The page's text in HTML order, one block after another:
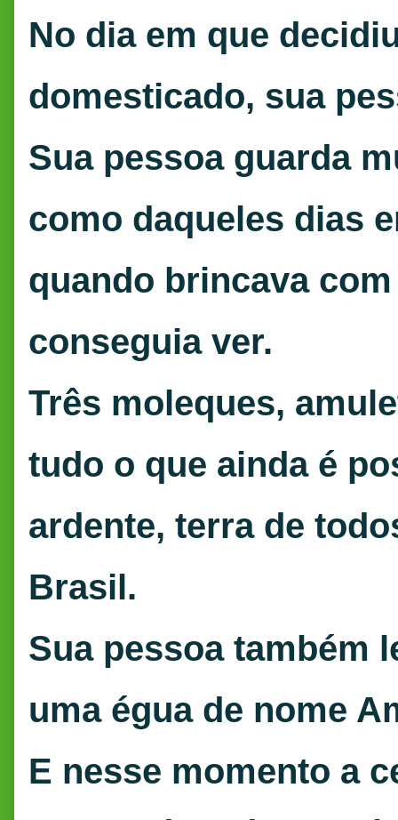
No dia em que
domesticado, sua
Sua pessoa guarda
como daqueles dias
quando brincava
conseguia ver.
Três moleques,
tudo o que ainda é
ardente, terra de
Brasil.
Sua pessoa também
uma égua de nome
E nesse momento a